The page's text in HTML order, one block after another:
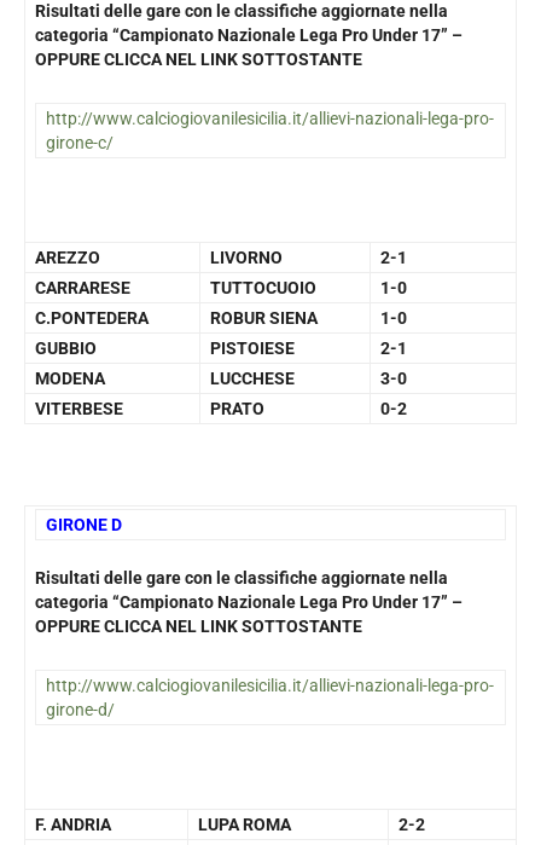
Risultati delle gare con le classifiche aggiornate nella
categoria “Campionato Nazionale Lega Pro Under 17” –
OPPURE CLICCA NEL LINK SOTTOSTANTE
http://www.calciogiovanilesicilia.it/allievi-nazionali-lega-pro-
girone-c/
AREZZO LIVORNO
2-1
CARRARESE
TUTTOCUOIO
1-0
C.PONTEDERA
ROBUR SIENA
1-0
GUBBIO
PISTOIESE
2-1
MODENA
LUCCHESE
3-0
VITERBESE
PRATO 0-2
GIRONE D
Risultati delle gare con le classifiche aggiornate nella
categoria “Campionato Nazionale Lega Pro Under 17” –
OPPURE CLICCA NEL LINK SOTTOSTANTE
http://www.calciogiovanilesicilia.it/allievi-nazionali-lega-pro-
girone-d/
F. ANDRIA LUPA ROMA 2-2